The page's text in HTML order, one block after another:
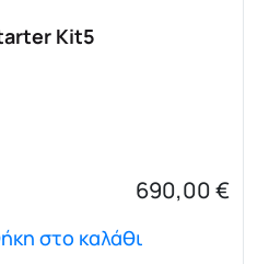
Kit5
690,00€
στο καλάθι